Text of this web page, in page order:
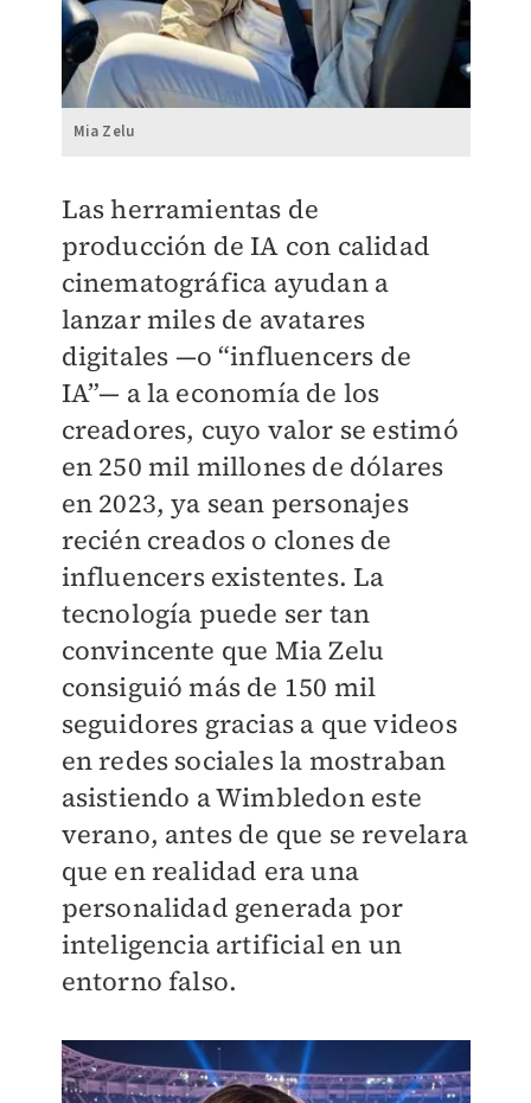
Mia Zelu
Las herramientas de
producción de IA con calidad
cinematográfica ayudan a
lanzar miles de avatares
digitales —o “influencers de
IA”— a la economía de los
creadores, cuyo valor se estimó
en 250 mil millones de dólares
en 2023, ya sean personajes
recién creados o clones de
influencers existentes. La
tecnología puede ser tan
convincente que Mia Zelu
consiguió más de 150 mil
seguidores gracias a que videos
en redes sociales la mostraban
asistiendo a Wimbledon este
verano, antes de que se revelara
que en realidad era una
personalidad generada por
inteligencia artificial en un
entorno falso.